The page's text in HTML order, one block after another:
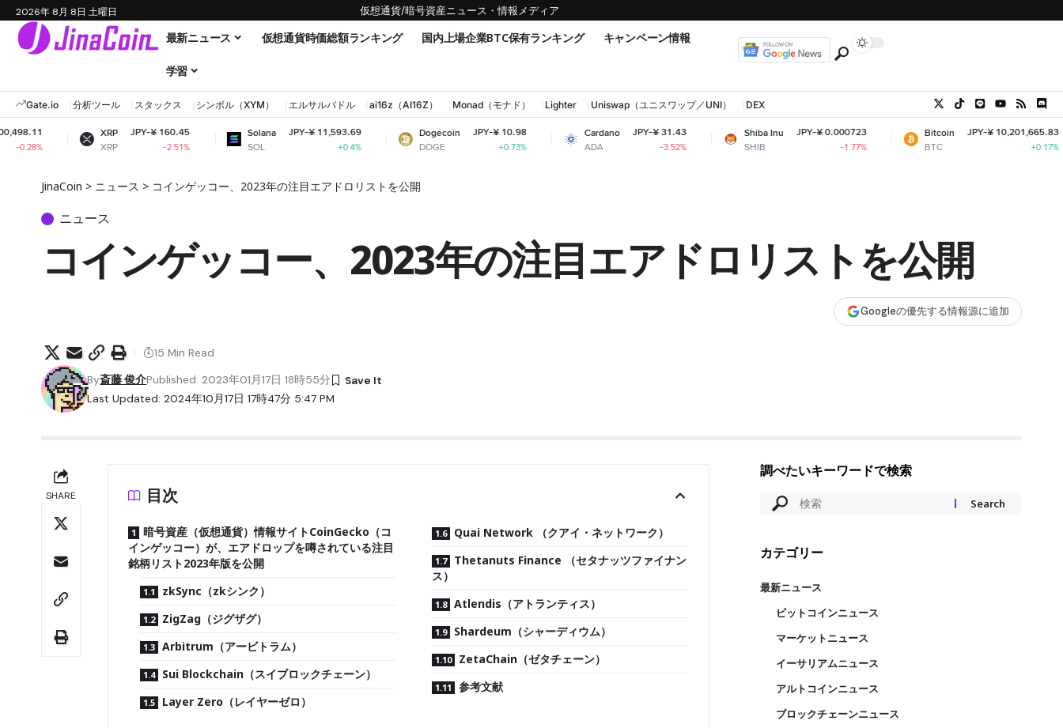
2026年 8月 8日 土曜日 仮想通貨/暗号資産ニュース・情報メディア
最新ニュース 仮想通貨時価総額ランキング 国内上場企業BTC保有ランキング キャンペーン情報
学習
Gate.io 分析ツール スタックス シンボル（XYM） エルサルバドル ai16z（AI16Z） Monad（モナド） Lighter Uniswap（ユニスワップ／UNI） DEX
XRP
JPY-¥ 160.45
-2.51%
JPY-¥ 11,593.69
Dogecoin
JPY-¥ 10.98
+0.73%
Cardano
ADA
JPY-¥ 31.43
-3.52%
Shiba Inu
SHIB
JPY-¥ 0.000723
Bitcoin
BTC
JPY-¥ 10,201,665.83
JinaCoin > ニュース > コインゲッコー、2023年の注目エアドロリストを公開
ニュース
コインゲッコー、2023年の注目エアドロリストを公開
Googleの優先する情報源に追加
Last Updated: 2024年10月17日 17時47分 5:47 PM
By斎藤 俊介Published: 2023年01月17日 18時55分
15 Min Read
SHARE 目次
暗号資産（仮想通貨）情報サイトCoinGecko（コ
インゲッコー）が、エアドロップを噂されている注目
銘柄リスト2023年版を公開
zkSync（zkシンク）
ZigZag（ジグザグ）
Arbitrum（アービトラム）
Sui Blockchain（スイブロックチェーン）
Layer Zero（レイヤーゼロ）
Quai Network （クアイ・ネットワーク）
Thetanuts Finance （セタナッツファイナン
ス）
Atlendis（アトランティス）
Shardeum（シャーディウム）
ZetaChain（ゼタチェーン）
参考文献
調べたいキーワードで検索
カテゴリー
最新ニュース
ビットコインニュース
マーケットニュース
イーサリアムニュース
アルトコインニュース
ブロックチェーンニュース